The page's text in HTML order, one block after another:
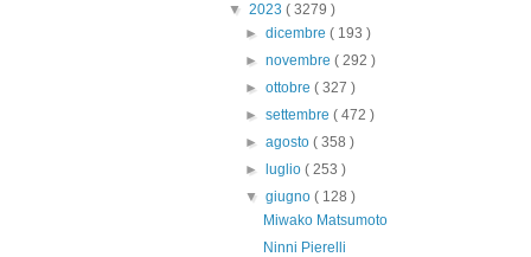
▼ 2023 ( 3279 )
►dicembre( 193 )
►novembre( 292 )
►ottobre( 327 )
►settembre( 472 )
►agosto( 358 )
►
luglio( 253 )
▼giugno( 128 )
Miwako Matsumoto
Ninni Pierelli